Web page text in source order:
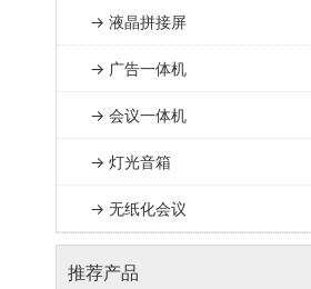
→ 液晶拼接屏
→ 广告一体机
→ 会议一体机
→ 灯光音箱
→ 无纸化会议
推荐产品